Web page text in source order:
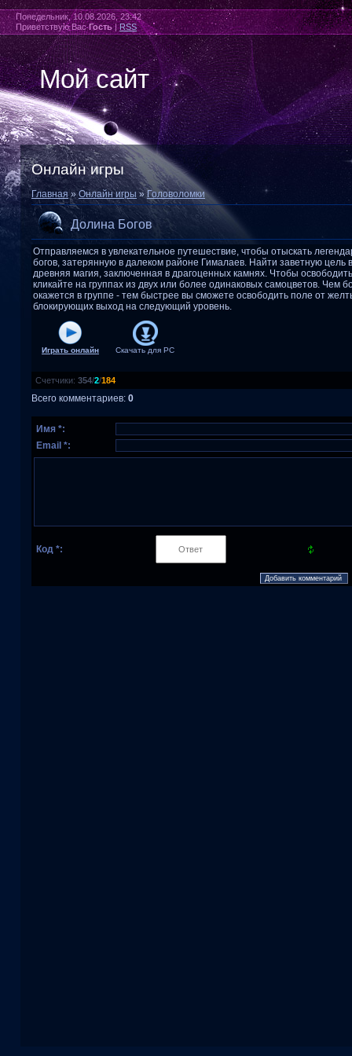
Понедельник, 10.08.2026, 23:42
Приветствую Вас Гость|RSS
Мой сайт
Онлайн игры
Главная »Онлайн игры »Головоломки
Долина Богов
Отправляемся в увлекательное путешествие, чтобы отыскать
богов, затерянную в далеком районе Гималаев. Найти заветную цель
древняя магия, заключенная в драгоценных камнях. Чтобы
кликайте на группах из двух или более одинаковых самоцветов. Чем
окажется в группе - тем быстрее вы сможете освободить поле от
блокирующих выход на следующий уровень.
Играть онлайн Скачать для PC
Счетчики: 354/2/184
Всего комментариев: 0
Имя *:
Email *:
Код *: